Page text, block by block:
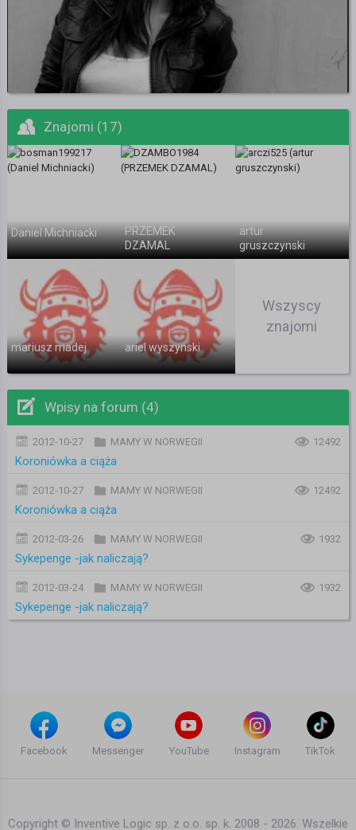
Znajomi (17)
Daniel Michniacki
PRZEMEK
DZAMAL
artur
gruszczynski
mariusz madej ariel wyszynski
Wszyscy
znajomi
Wpisy na forum (4)
2012-10-27 MAMY W NORWEGII 12492
Koroniówka a ciąża
2012-10-27 MAMY W NORWEGII 12492
Koroniówka a ciąża
2012-03-26 MAMY W NORWEGII 1932
Sykepenge -jak naliczają?
2012-03-24 MAMY W NORWEGII 1932
Sykepenge -jak naliczają?
Facebook Messenger YouTube Instagram TikTok
Copyright © Inventive Logic sp. z o.o. sp. k. 2008 - 2026. Wszelkie